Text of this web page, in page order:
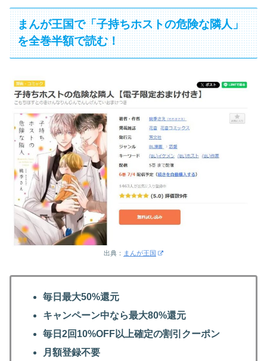
まんが王国で「子持ちホストの危険な隣人」
を全巻半額で読む！
出典： まんが王国
毎日最大50%還元
キャンペーン中なら最大80%還元
毎日2回10%OFF以上確定の割引クーポン
月額登録不要